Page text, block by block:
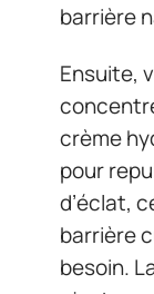
barrière
Ensuite,
crème
pour
d’éclat,
barrière
besoin.